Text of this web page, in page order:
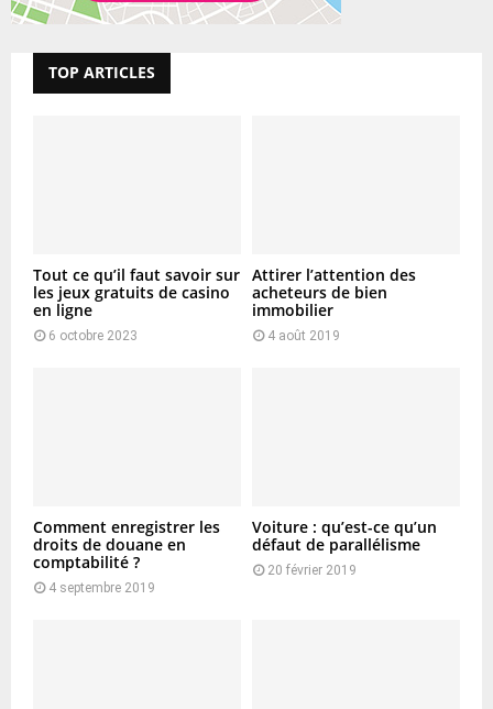
TOP ARTICLES
Tout ce qu’il faut savoir sur
les jeux gratuits de casino
en ligne
6 octobre 2023
Attirer l’attention des
acheteurs de bien
immobilier
4 août 2019
Comment enregistrer les
droits de douane en
comptabilité ?
4 septembre 2019
Voiture : qu’est-ce qu’un
défaut de parallélisme
20 février 2019